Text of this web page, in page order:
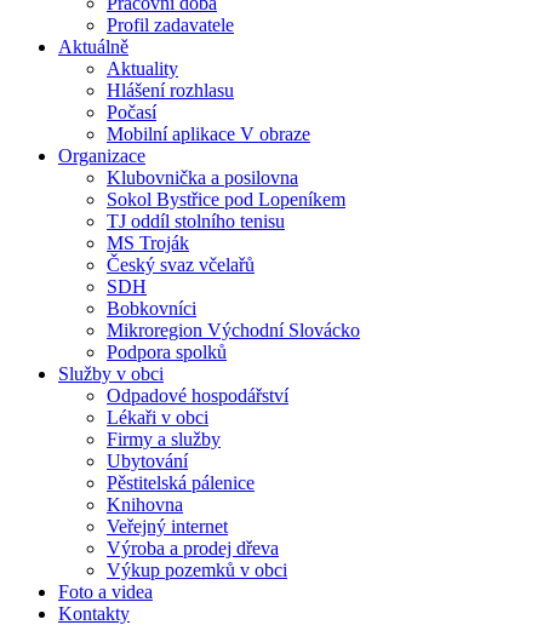
Profil zadavatele
Aktuálně
Aktuality
Hlášení rozhlasu
Počasí
Mobilní aplikace V obraze
Organizace
Klubovnička a posilovna
Sokol Bystřice pod Lopeníkem
TJ oddíl stolního tenisu
MS Troják
Český svaz včelařů
SDH
Bobkovníci
Mikroregion Východní Slovácko
Podpora spolků
Služby v obci
Odpadové hospodářství
Lékaři v obci
Firmy a služby
Ubytování
Pěstitelská pálenice
Knihovna
Veřejný internet
Výroba a prodej dřeva
Výkup pozemků v obci
Foto a videa
Kontakty